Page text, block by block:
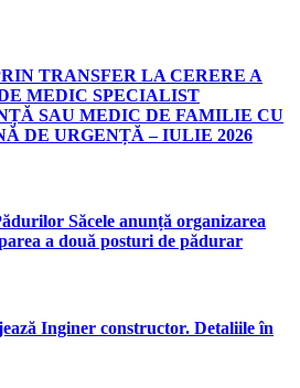
TRANSFER LA CERERE A
MEDIC SPECIALIST
SAU MEDIC DE FAMILIE CU
DE URGENȚĂ – IULIE 2026
Săcele anunță organizarea
a două posturi de pădurar
Inginer constructor. Detaliile în